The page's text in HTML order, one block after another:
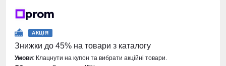
АКЦІЯ
Знижки до 45% на товари з каталогу
Умови: Клацнути на купон та вибрати акційні товари.